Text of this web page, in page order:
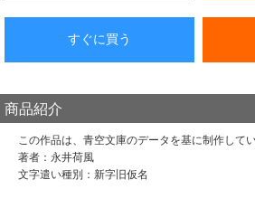
すぐに買う
商品紹介
この作品は、青空文庫のデータを基に制作してい
著者：永井荷風
文字遣い種別：新字旧仮名